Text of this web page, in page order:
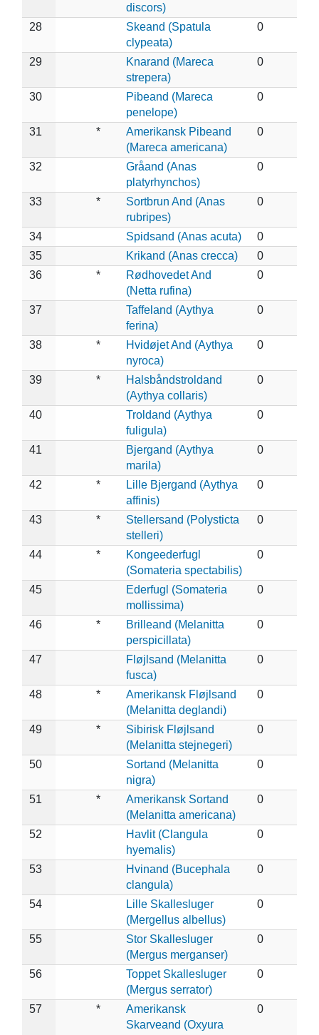
discors)
28
Skeand (Spatula
clypeata)
0
29
Knarand (Mareca
strepera)
0
30
Pibeand (Mareca
penelope)
0
31 *
Amerikansk Pibeand
(Mareca americana)
0
32
Gråand (Anas
platyrhynchos)
0
33 *
Sortbrun And (Anas
rubripes)
0
34 Spidsand (Anas acuta)
0
35
Krikand (Anas crecca)
0
36
*
Rødhovedet And
(Netta rufina)
0
37
Taffeland (Aythya
ferina)
0
38 *
Hvidøjet And (Aythya
nyroca)
0
39 *
Halsbåndstroldand
(Aythya collaris)
0
40
Troldand (Aythya
fuligula)
0
41
Bjergand (Aythya
marila)
0
42 *
Lille Bjergand (Aythya
affinis)
0
43 *
Stellersand (Polysticta
stelleri)
0
44 *
Kongeederfugl
(Somateria spectabilis)
0
45
Ederfugl (Somateria
mollissima)
0
46 *
Brilleand (Melanitta
perspicillata)
0
47
Fløjlsand (Melanitta
fusca)
0
48 *
Amerikansk Fløjlsand
(Melanitta deglandi)
0
49 *
Sibirisk Fløjlsand
(Melanitta stejnegeri)
0
50
Sortand (Melanitta
nigra)
0
51 *
Amerikansk Sortand
(Melanitta americana)
0
52
Havlit (Clangula
hyemalis)
0
53
Hvinand (Bucephala
clangula)
0
54
Lille Skallesluger
(Mergellus albellus)
0
55
Stor Skallesluger
(Mergus merganser)
0
56
Toppet Skallesluger
(Mergus serrator)
0
57 *
Amerikansk
Skarveand (Oxyura
0